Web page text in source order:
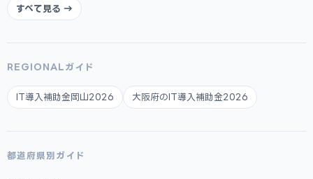
すべて見る →
REGIONALガイド
IT導入補助金岡山2026 大阪府のIT導入補助金2026
都道府県別ガイド